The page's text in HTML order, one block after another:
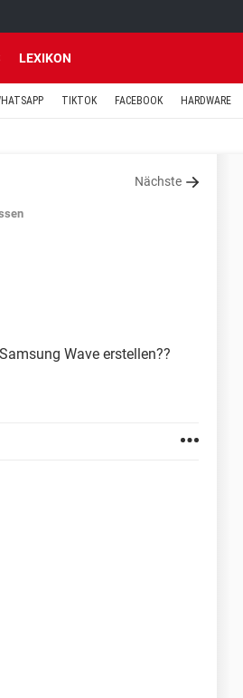
LEXIKON
TIKTOK FACEBOOK HARDWARE
Nächste
Wave erstellen??